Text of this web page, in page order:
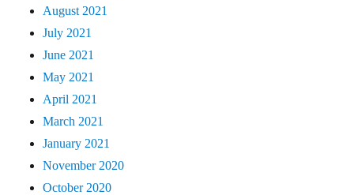
August 2021
July 2021
June 2021
May 2021
April 2021
March 2021
January 2021
November 2020
October 2020